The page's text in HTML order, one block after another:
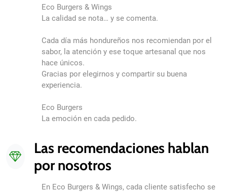
Eco Burgers & Wings
La calidad se nota… y se comenta.
Cada día más hondureños nos recomiendan por el
sabor, la atención y ese toque artesanal que nos
hace únicos.
Gracias por elegirnos y compartir su buena
experiencia.
Eco Burgers
La emoción en cada pedido.
Las recomendaciones hablan
por nosotros
En Eco Burgers & Wings, cada cliente satisfecho se